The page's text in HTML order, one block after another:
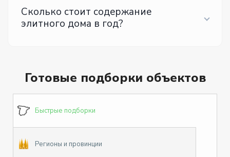
Сколько стоит содержание
элитного дома в год?
Готовые подборки объектов
Быстрые подборки
Регионы и провинции